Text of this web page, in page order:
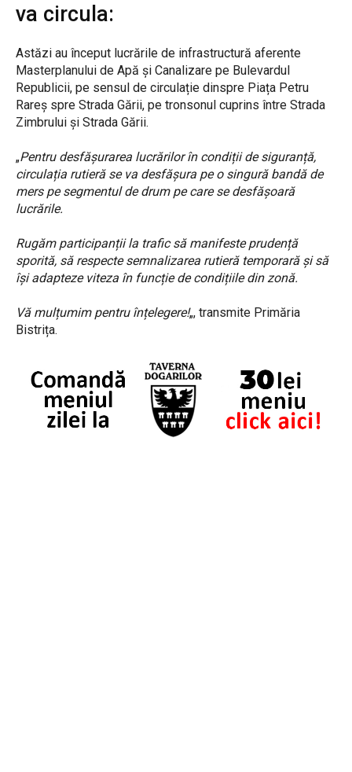
va circula:
Astăzi au început lucrările de infrastructură aferente
Masterplanului de Apă și Canalizare pe Bulevardul
Republicii, pe sensul de circulație dinspre Piața Petru
Rareș spre Strada Gării, pe tronsonul cuprins între Strada
Zimbrului și Strada Gării.
„Pentru desfășurarea lucrărilor în condiții de siguranță,
circulația rutieră se va desfășura pe o singură bandă de
mers pe segmentul de drum pe care se desfășoară
lucrările.
Rugăm participanții la trafic să manifeste prudență
sporită, să respecte semnalizarea rutieră temporară și să
își adapteze viteza în funcție de condițiile din zonă.
Vă mulțumim pentru înțelegere!„, transmite Primăria
Bistrița.